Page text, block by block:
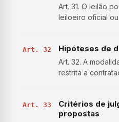
Art. 31. O leilão
leiloeiro oficial
dispor sobre
operacionais. §
Art. 32 Hipóteses de
Art. 32. A
restrita a
inovação
impossibilidade
Art. 33
Critérios de
propostas